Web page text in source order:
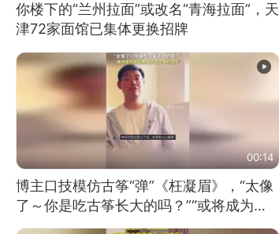
你楼下的“兰州拉面”或改名“青海拉面”，天
津72家面馆已集体更换招牌
00:14
博主口技模仿古筝“弹”《枉凝眉》，“太像
了～你是吃古筝长大的吗？”“或将成为首
位考级不带古筝的选手。”（来源：新华每